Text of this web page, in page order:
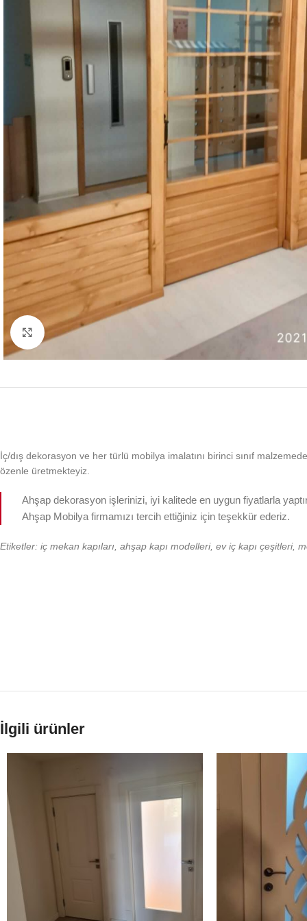
Büyütmek için tıklayın
İç/dış dekorasyon ve her türlü mobilya imalatını birinci sınıf
özenle üretmekteyiz.
Ahşap dekorasyon işlerinizi, iyi kalitede en uygun fiyatlarla
Ahşap Mobilya firmamızı tercih ettiğiniz için teşekkür ederiz.
Etiketler: iç mekan kapıları, ahşap kapı modelleri, ev iç kapı çeşitleri,
İlgili ürünler